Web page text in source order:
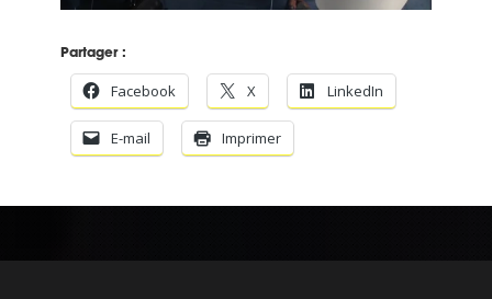
Partager :
Facebook X LinkedIn
E-mail Imprimer